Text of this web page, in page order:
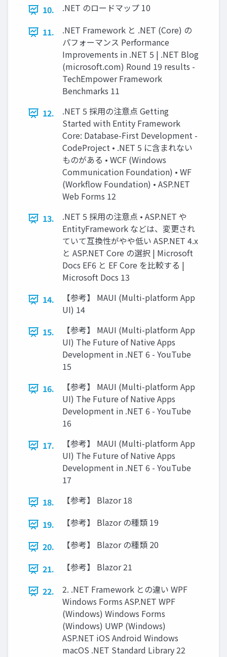
10.
.NET のロードマップ 10
11.
.NET Framework と .NET (Core) の
パフォーマンス Performance
Improvements in .NET 5 | .NET Blog
(microsoft.com) Round 19 results -
TechEmpower Framework
Benchmarks 11
12.
.NET 5 採用の注意点 Getting
Started with Entity Framework
Core: Database-First Development -
CodeProject • .NET 5 に含まれない
ものがある • WCF (Windows
Communication Foundation) • WF
(Workflow Foundation) • ASP.NET
Web Forms 12
13.
.NET 5 採用の注意点 • ASP.NET や
EntityFramework などは、変更され
ていて互換性がやや低い ASP.NET 4.x
と ASP.NET Core の選択 | Microsoft
Docs EF6 と EF Core を比較する |
Microsoft Docs 13
14.
【参考】 MAUI (Multi-platform App
UI) 14
15.
【参考】 MAUI (Multi-platform App
UI) The Future of Native Apps
Development in .NET 6 - YouTube
15
16.
【参考】 MAUI (Multi-platform App
UI) The Future of Native Apps
Development in .NET 6 - YouTube
16
17.
【参考】 MAUI (Multi-platform App
UI) The Future of Native Apps
Development in .NET 6 - YouTube
17
18.
【参考】 Blazor 18
19.
【参考】 Blazor の種類 19
20.
【参考】 Blazor の種類 20
21.
【参考】 Blazor 21
22.
2. .NET Framework との違い WPF
Windows Forms ASP.NET WPF
(Windows) Windows Forms
(Windows) UWP (Windows)
ASP.NET iOS Android Windows
macOS .NET Standard Library 22